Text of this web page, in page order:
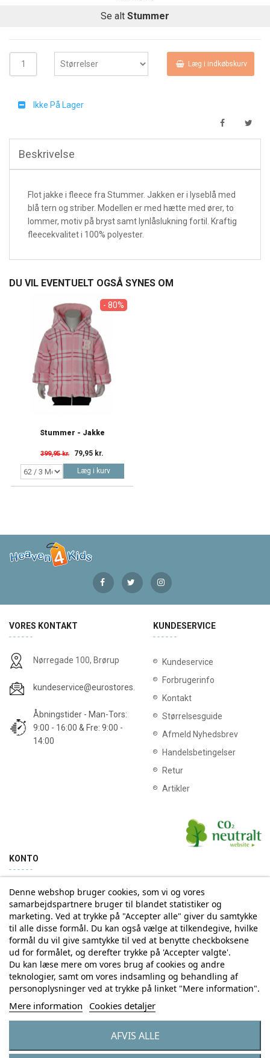
Se alt Stummer
Læg i indkøbskurv
Ikke På Lager
Beskrivelse
Flot jakke i fleece fra Stummer. Jakken er i lyseblå med
blå tern og striber. Modellen er med hætte med ører, to
lommer, motiv på bryst samt lynlåslukning fortil. Kraftig
fleecekvalitet i 100% polyester.
DU VIL EVENTUELT OGSÅ SYNES OM
- 80%
Stummer - Jakke
399,95 kr. 79,95 kr.
Læg i kurv
VORES KONTAKT
Nørregade 100, Brørup
kundeservice@eurostores.dk
Åbningstider - Man-Tors:
9:00 - 16:00 & Fre: 9:00 -
14:00
KUNDESERVICE
Kundeservice
Forbrugerinfo
Kontakt
Størrelsesguide
Afmeld Nyhedsbrev
Handelsbetingelser
Retur
Artikler
KONTO
Min konto Ordrehistorik
Tilmelding til Nyhedsbrev
Vi deler aldrig din email-adresse med tredjepart
Tilmeld
Denne webshop bruger cookies, som vi og vores
samarbejdspartnere bruger til blandet statistiker og
marketing. Ved at trykke på "Accepter alle" giver du samtykke
til alle disse formål. Du kan også vælge at tilkendegive, hvilke
formål du vil give samtykke til ved at benytte checkboksene
ud for formålet, og derefter trykke på 'Accepter valgte'.
Du kan læse mere om vores brug af cookies og andre
teknologier, samt om vores indsamling og behandling af
personoplysninger ved at trykke på linket "Mere information".
Mere information Cookies detaljer
AFVIS ALLE